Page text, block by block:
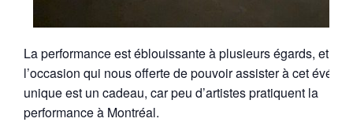
La performance est éblouissante à plusieurs égards, et
l’occasion qui nous offerte de pouvoir assister à cet
unique est un cadeau, car peu d’artistes pratiquent la
performance à Montréal.